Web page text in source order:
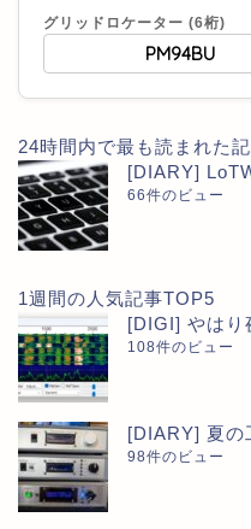
グリッドロケーター (6桁)
24時間内で最も読まれた
[DIARY]
66件のビュー
1週間の人気記事TOP5
[DIGI] やはり
108件のビュー
[DIARY] 夏の
98件のビュー